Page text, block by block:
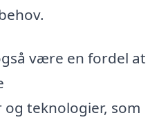
være en fordel at
teknologier, som